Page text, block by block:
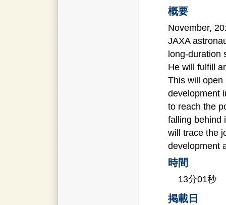
概要
November,
JAXA
long-duration
He will fulfill
This will open
development
to reach the
falling behind
will trace the
development
時間
13分01秒
掲載日